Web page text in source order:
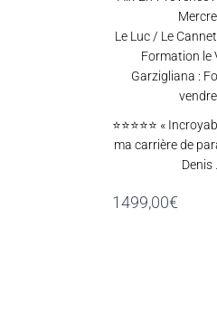
Le Luc / Le
Formation le
Garzigliana :
⭐⭐⭐⭐⭐ «
ma carrière de
Denis …
1499,00€